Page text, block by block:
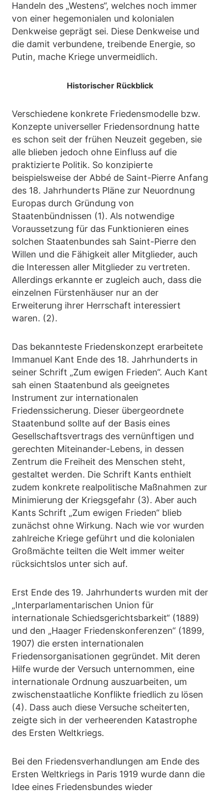
Handeln des „Westens“, welches noch immer
von einer hegemonialen und kolonialen
Denkweise geprägt sei. Diese Denkweise und
die damit verbundene, treibende Energie, so
Putin, mache Kriege unvermeidlich.
Historischer Rückblick
Verschiedene konkrete Friedensmodelle bzw.
Konzepte universeller Friedensordnung hatte
es schon seit der frühen Neuzeit gegeben, sie
alle blieben jedoch ohne Einfluss auf die
praktizierte Politik. So konzipierte
beispielsweise der Abbé de Saint-Pierre Anfang
des 18. Jahrhunderts Pläne zur Neuordnung
Europas durch Gründung von
Staatenbündnissen (1). Als notwendige
Voraussetzung für das Funktionieren eines
solchen Staatenbundes sah Saint-Pierre den
Willen und die Fähigkeit aller Mitglieder, auch
die Interessen aller Mitglieder zu vertreten.
Allerdings erkannte er zugleich auch, dass die
einzelnen Fürstenhäuser nur an der
Erweiterung ihrer Herrschaft interessiert
waren. (2).
Das bekannteste Friedenskonzept erarbeitete
Immanuel Kant Ende des 18. Jahrhunderts in
seiner Schrift „Zum ewigen Frieden“. Auch Kant
sah einen Staatenbund als geeignetes
Instrument zur internationalen
Friedenssicherung. Dieser übergeordnete
Staatenbund sollte auf der Basis eines
Gesellschaftsvertrags des vernünftigen und
gerechten Miteinander-Lebens, in dessen
Zentrum die Freiheit des Menschen steht,
gestaltet werden. Die Schrift Kants enthielt
zudem konkrete realpolitische Maßnahmen zur
Minimierung der Kriegsgefahr (3). Aber auch
Kants Schrift „Zum ewigen Frieden“ blieb
zunächst ohne Wirkung. Nach wie vor wurden
zahlreiche Kriege geführt und die kolonialen
Großmächte teilten die Welt immer weiter
rücksichtslos unter sich auf.
Erst Ende des 19. Jahrhunderts wurden mit der
„Interparlamentarischen Union für
internationale Schiedsgerichtsbarkeit“ (1889)
und den „Haager Friedenskonferenzen“ (1899,
1907) die ersten internationalen
Friedensorganisationen gegründet. Mit deren
Hilfe wurde der Versuch unternommen, eine
internationale Ordnung auszuarbeiten, um
zwischenstaatliche Konflikte friedlich zu lösen
(4). Dass auch diese Versuche scheiterten,
zeigte sich in der verheerenden Katastrophe
des Ersten Weltkriegs.
Bei den Friedensverhandlungen am Ende des
Ersten Weltkriegs in Paris 1919 wurde dann die
Idee eines Friedensbundes wieder